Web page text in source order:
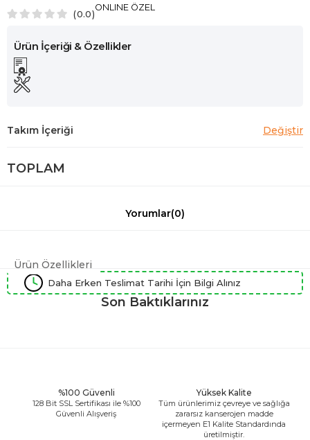
0.0
ONLINE ÖZEL
TOPLAM
Yorumlar(0)
Ürün Özellikleri
Daha Erken Teslimat Tarihi İçin Bilgi Alınız
Son Baktıklarınız
%100 Güvenli
128 Bit SSL Sertifikası ile %100
Güvenli Alışveriş
Yüksek Kalite
Tüm ürünlerimiz çevreye ve sağlığa
zararsız kanserojen madde
içermeyen E1 Kalite Standardında
üretilmiştir.